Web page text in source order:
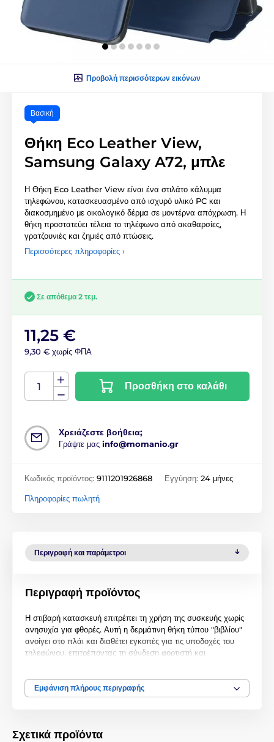
Προβολή περισσότερων εικόνων
Βασική
Θήκη Eco Leather View,
Samsung Galaxy A72, μπλε
Η Θήκη Eco Leather View είναι ένα στιλάτο κάλυμμα
τηλεφώνου, κατασκευασμένο από ισχυρό υλικό PC και
διακοσμημένο με οικολογικό δέρμα σε μοντέρνα απόχρωση. Η
θήκη προστατεύει τέλεια το τηλέφωνο από ακαθαρσίες,
γρατζουνιές και ζημιές από πτώσεις.
Περισσότερες πληροφορίες ›
Σε απόθεμα 2 τεμ.
11,25 €
9,30 € χωρίς ΦΠΑ
Προσθήκη στο καλάθι
Χρειάζεστε βοήθεια;
Γράψτε μας info@momanio.gr
Κωδικός προϊόντος: 9111201926868 Εγγύηση: 24 μήνες
Πληροφορίες πωλητή
Περιγραφή και παράμετροι
Περιγραφή προϊόντος
Η στιβαρή κατασκευή επιτρέπει τη χρήση της συσκευής χωρίς
ανησυχία για φθορές. Αυτή η δερμάτινη θήκη τύπου "βιβλίου"
ανοίγει στο πλάι και διαθέτει εγκοπές για τις υποδοχές του
τηλεφώνου, επιτρέποντας τη σύνδεση φορτιστή και
(κλειδώματος), ηχείου, κάμερας και φλας.
Το πίσω μέρος του καπακιού είναι σχεδιασμένο έτσι ώστε να
Εμφάνιση πλήρους περιγραφής
Σχετικά προϊόντα